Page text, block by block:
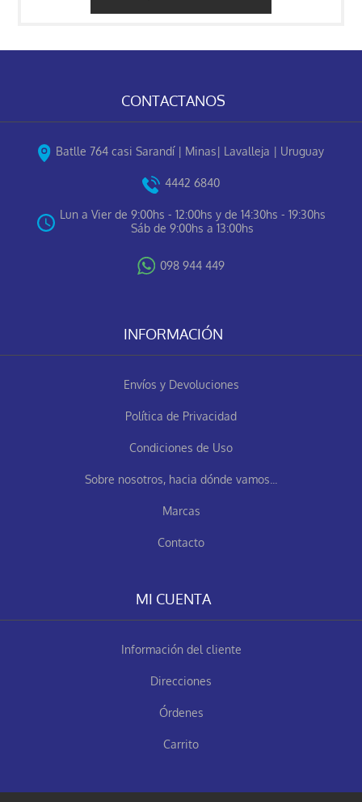
CONTACTANOS
Batlle 764 casi Sarandí | Minas| Lavalleja | Uruguay
4442 6840
Lun a Vier de 9:00hs - 12:00hs y de 14:30hs - 19:30hs
Sáb de 9:00hs a 13:00hs
098 944 449
INFORMACIÓN
Envíos y Devoluciones
Política de Privacidad
Condiciones de Uso
Sobre nosotros, hacia dónde vamos...
Marcas
Contacto
MI CUENTA
Información del cliente
Direcciones
Órdenes
Carrito